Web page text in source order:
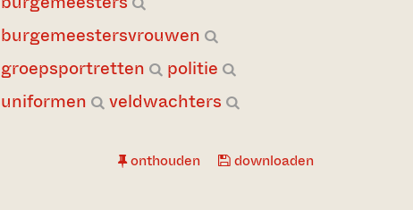
burgemeestersvrouwen
groepsportretten
politie
uniformen
veldwachters
onthouden downloaden